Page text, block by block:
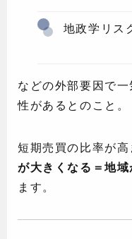
地政学リス
などの外部要因で
性があるとのこと。
短期売買の比率が高
が大きくなる＝地
ます。